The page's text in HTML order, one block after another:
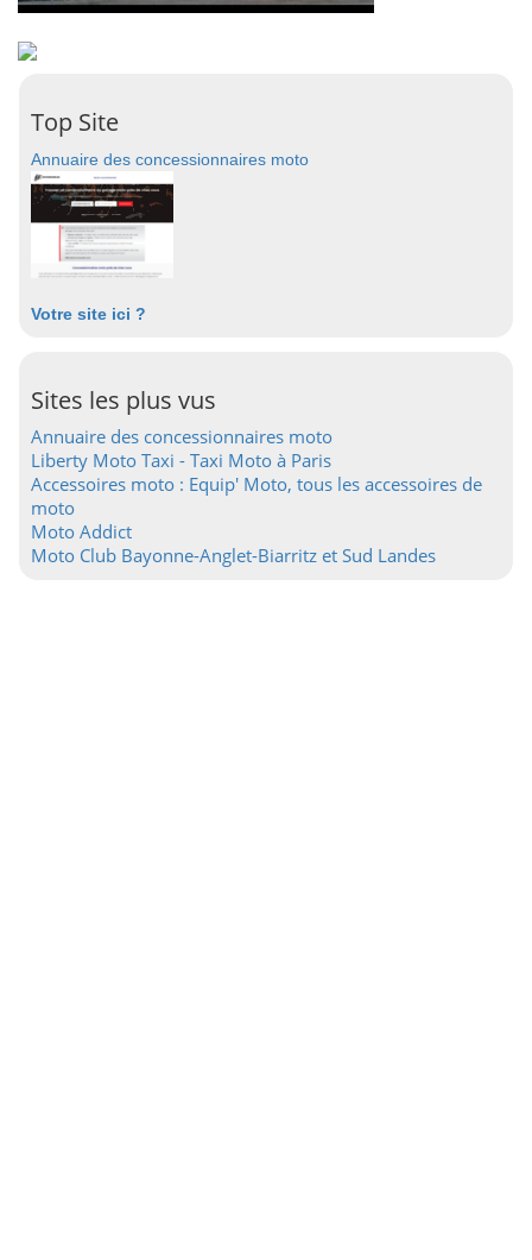
Top Site
Annuaire des concessionnaires moto
Votre site ici ?
Sites les plus vus
Annuaire des concessionnaires moto
Liberty Moto Taxi - Taxi Moto à Paris
Accessoires moto : Equip' Moto, tous les accessoires de
moto
Moto Addict
Moto Club Bayonne-Anglet-Biarritz et Sud Landes